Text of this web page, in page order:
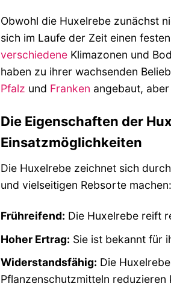
Obwohl die Huxelrebe zunächst
sich im Laufe der Zeit einen
verschiedeneKlimazonen und
haben zu ihrer wachsenden
Pfalz und Franken angebaut,
Die Eigenschaften der
Einsatzmöglichkeiten
Die Huxelrebe zeichnet sich
und vielseitigen Rebsorte machen:
Frühreifend: Die Huxelrebe reift
Hoher Ertrag: Sie ist bekannt für
Widerstandsfähig: Die
Pflanzenschutzmitteln reduzieren